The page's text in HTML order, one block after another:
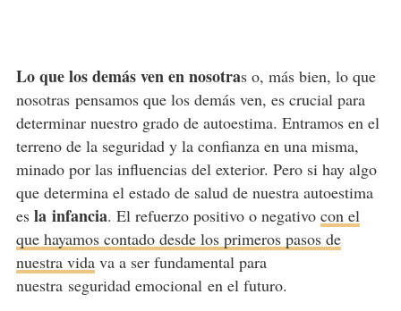
Lo que los demás ven en nosotras o, más bien, lo que
nosotras pensamos que los demás ven, es crucial para
determinar nuestro grado de autoestima. Entramos en el
terreno de la seguridad y la confianza en una misma,
minado por las influencias del exterior. Pero si hay algo
que determina el estado de salud de nuestra autoestima
es la infancia. El refuerzo positivo o negativo con el
que hayamos contado desde los primeros pasos de
nuestra vidava a ser fundamental para
nuestra seguridad emocional en el futuro.